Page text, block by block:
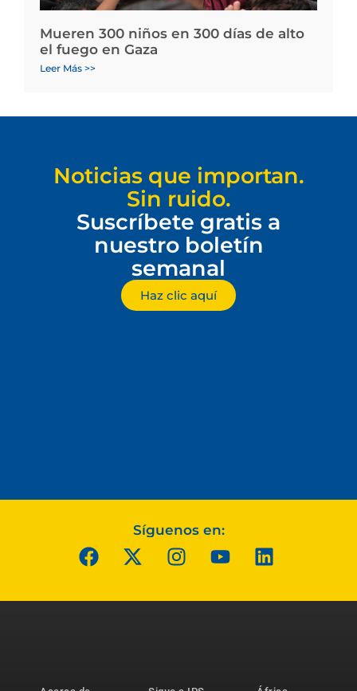
Mueren 300 niños en 300 días de alto
el fuego en Gaza
Leer Más >>
Noticias que importan.
Sin ruido.
Suscríbete gratis a
nuestro boletín
semanal
Haz clic aquí
Síguenos en: